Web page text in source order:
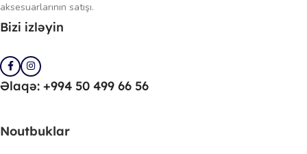
aksesuarlarının satışı.
Bizi izləyin
Əlaqə: +994 50 499 66 56
Noutbuklar